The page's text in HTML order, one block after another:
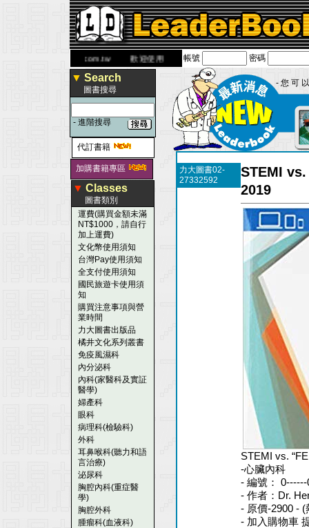
歡迎使用 國民旅遊卡！！
帳號 密碼
▼ Search
圖書搜尋
- 進階搜尋
代訂書籍
加購書籍專區
▼ Classes
圖書類別
運費(購買金額未滿
NT$1000，請自行
加上運費)
文化幣使用須知
台灣Pay使用須知
全支付使用須知
國民旅遊卡使用須
知
購買注意事項與營
業時間
力大圖書出版品
橘井文化系列叢書
免疫風濕科
內分泌科
內科(家醫科及實証
醫學)
婦產科
眼科
病理科(檢驗科)
外科
耳鼻喉科(聽力和語
言治療)
泌尿科
胸腔內科(重症醫
學)
胸腔外科
腫瘤科(血液科)
- 您 可 以
力大圖書02-
27332592
STEMI
2019
STEMI vs.
-心臟內科
- 編號：
- 作者：Dr.
- 原價-2900 - (
- 加入購物車